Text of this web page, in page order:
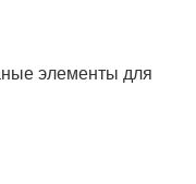
элементы для